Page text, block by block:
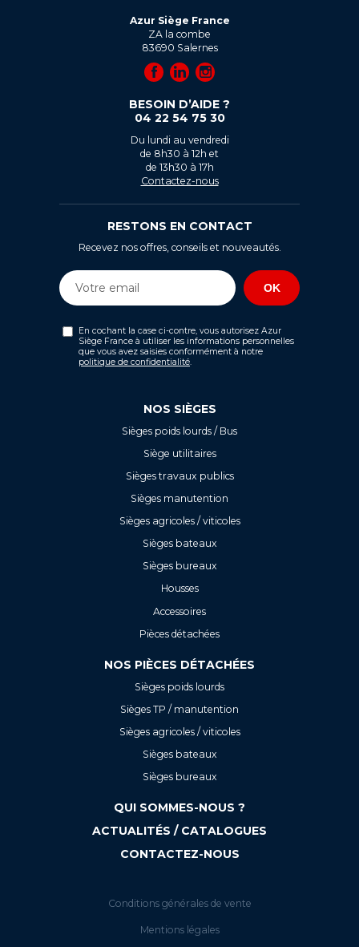
Azur Siège France
ZA la combe
83690 Salernes
BESOIN D’AIDE ?
04 22 54 75 30
Du lundi au vendredi
de 8h30 à 12h et
de 13h30 à 17h
Contactez-nous
RESTONS EN CONTACT
Recevez nos offres, conseils et nouveautés.
En cochant la case ci-contre, vous autorisez Azur
Siège France à utiliser les informations personnelles
que vous avez saisies conformément à notre
politique de confidentialité
NOS SIÈGES
Sièges poids lourds / Bus
Siège utilitaires
Sièges travaux publics
Sièges manutention
Sièges agricoles / viticoles
Sièges bateaux
Sièges bureaux
Housses
Accessoires
Pièces détachées
NOS PIÈCES DÉTACHÉES
Sièges poids lourds
Sièges TP / manutention
Sièges agricoles / viticoles
Sièges bateaux
Sièges bureaux
QUI SOMMES-NOUS ?
ACTUALITÉS / CATALOGUES
CONTACTEZ-NOUS
Conditions générales de vente
Mentions légales